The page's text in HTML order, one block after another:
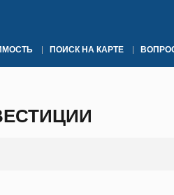
ПОИСК НА КАРТЕ